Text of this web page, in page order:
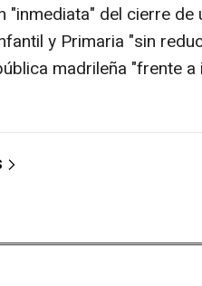
del cierre de
y Primaria "sin
madrileña "frente a